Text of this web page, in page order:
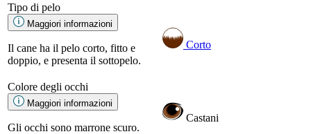
Tipo di pelo
Maggiori informazioni
Il cane ha il pelo corto, fitto e
doppio, e presenta il sottopelo.
Corto
Colore degli occhi
Maggiori informazioni
Gli occhi sono marrone scuro.
Castani